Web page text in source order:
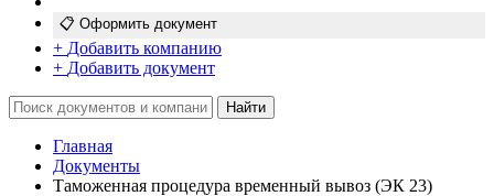
📋 Оформить документ
+ Добавить компанию
+ Добавить документ
Найти
Главная
Документы
Таможенная процедура временный вывоз (ЭК 23)